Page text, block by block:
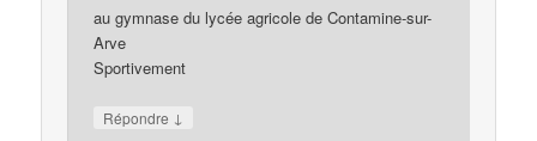
au gymnase du lycée agricole de Contamine-sur-
Arve
Sportivement
Répondre ↓